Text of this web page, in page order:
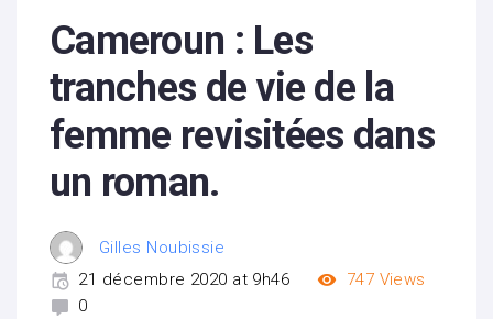
Cameroun : Les
tranches de vie de la
femme revisitées dans
un roman.
Gilles Noubissie
21 décembre 2020 at 9h46
747 Views
0